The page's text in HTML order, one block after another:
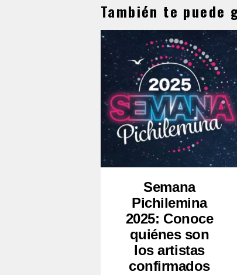
También te puede
Semana
Pichilemina
2025: Conoce
quiénes son
los artistas
confirmados